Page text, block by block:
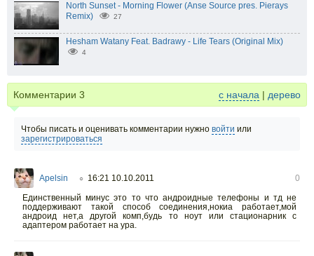
North Sunset - Morning Flower (Anse Source pres. Pierays
Remix)
27
Hesham Watany Feat. Badrawy - Life Tears (Original Mix)
4
Комментарии 3 с начала | дерево
Чтобы писать и оценивать комментарии нужно войти или
зарегистрироваться
Apelsin ○ 16:21 10.10.2011
0
Единственный минус это то что андроидные телефоны и тд не
поддерживают такой способ соединения,нокиа работает,мой
андроид нет,а другой комп,будь то ноут или стационарник с
адаптером работает на ура.